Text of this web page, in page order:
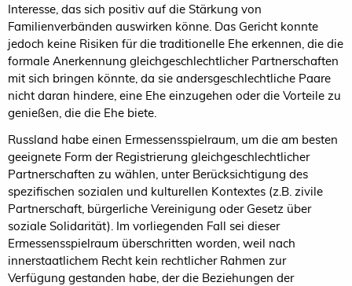
Interesse, das sich positiv auf die Stärkung von
Familienverbänden auswirken könne. Das Gericht konnte
jedoch keine Risiken für die traditionelle Ehe erkennen, die die
formale Anerkennung gleichgeschlechtlicher Partnerschaften
mit sich bringen könnte, da sie andersgeschlechtliche Paare
nicht daran hindere, eine Ehe einzugehen oder die Vorteile zu
genießen, die die Ehe biete.
Russland habe einen Ermessensspielraum, um die am besten
geeignete Form der Registrierung gleichgeschlechtlicher
Partnerschaften zu wählen, unter Berücksichtigung des
spezifischen sozialen und kulturellen Kontextes (z.B. zivile
Partnerschaft, bürgerliche Vereinigung oder Gesetz über
soziale Solidarität). Im vorliegenden Fall sei dieser
Ermessensspielraum überschritten worden, weil nach
innerstaatlichem Recht kein rechtlicher Rahmen zur
Verfügung gestanden habe, der die Beziehungen der